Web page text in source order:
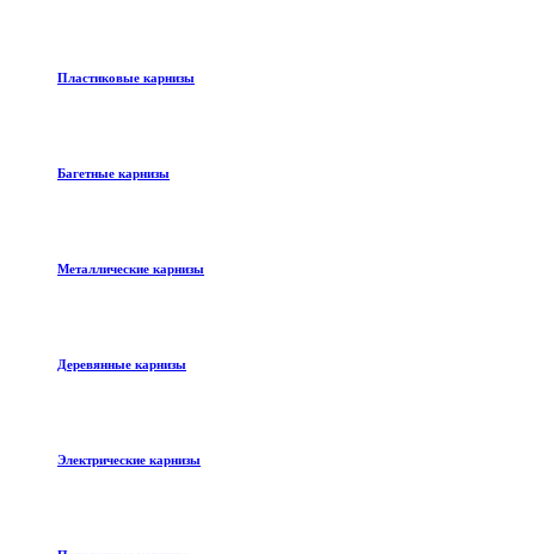
Пластиковые карнизы
Багетные карнизы
Металлические карнизы
Деревянные карнизы
Электрические карнизы